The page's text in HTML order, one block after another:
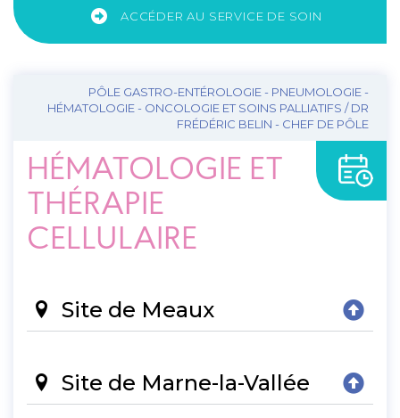
ACCÉDER AU SERVICE DE SOIN
PÔLE GASTRO-ENTÉROLOGIE - PNEUMOLOGIE -
HÉMATOLOGIE - ONCOLOGIE ET SOINS PALLIATIFS / DR
FRÉDÉRIC BELIN - CHEF DE PÔLE
HÉMATOLOGIE ET
THÉRAPIE
CELLULAIRE
Site de Meaux
Site de Marne-la-Vallée